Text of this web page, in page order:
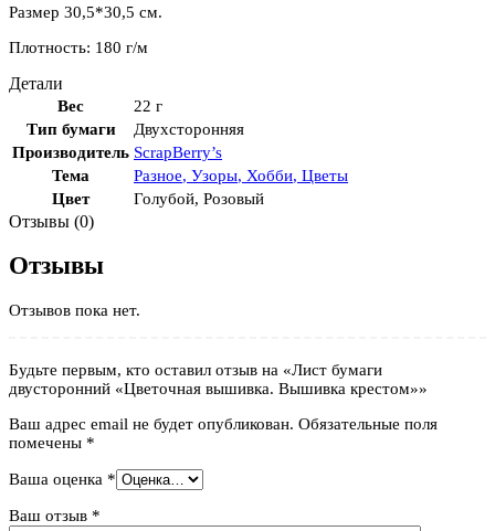
Размер 30,5*30,5 см.
Плотность: 180 г/м
Детали
Вес
22 г
Тип бумаги
Двухсторонняя
Производитель ScrapBerry’s
Тема
Разное, Узоры, Хобби, Цветы
Цвет
Голубой, Розовый
Отзывы (0)
Отзывы
Отзывов пока нет.
Будьте первым, кто оставил отзыв на «Лист бумаги
двусторонний «Цветочная вышивка. Вышивка крестом»»
Ваш адрес email не будет опубликован. Обязательные поля
помечены *
Ваша оценка *
Ваш отзыв *